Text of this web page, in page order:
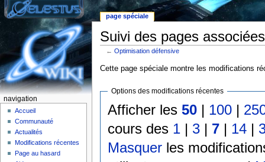
Suivi des pages
←Optimisation défensive
Cette page spéciale montre les modifications
Options des modifications récentes
Afficher les50 | 100 |
cours des 1 | 3 | 7 | 14 |
Masquer les
page spéciale
navigation
Accueil
Communauté
Actualités
Modifications récentes
Page au hasard